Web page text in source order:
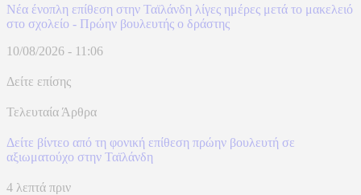
Νέα ένοπλη επίθεση στην Ταϊλάνδη λίγες ημέρες μετά το μακελειό
στο σχολείο - Πρώην βουλευτής ο δράστης
10/08/2026 - 11:06
Δείτε επίσης
Τελευταία Άρθρα
Δείτε βίντεο από τη φονική επίθεση πρώην βουλευτή σε
αξιωματούχο στην Ταϊλάνδη
4 λεπτά πριν